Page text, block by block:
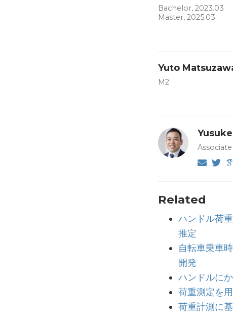
Bachelor, 2023.03
Master, 2025.03
Yuto
M2
Related
ハンドル荷
推定
自転車乗車
開発
ハンドルに
荷重測定を
荷重計測に